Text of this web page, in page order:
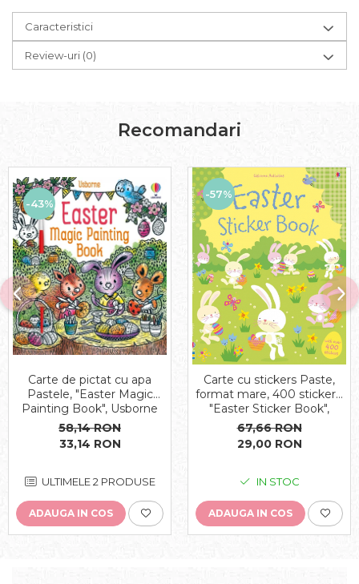
Caracteristici
Review-uri (0)
Recomandari
-43%
Carte de pictat cu apa
Pastele, "Easter Magic
Painting Book", Usborne
58,14 RON
33,14 RON
ULTIMELE 2 PRODUSE
ADAUGA IN COS
-57%
Carte cu stickers Paste,
format mare, 400 stickers,
"Easter Sticker Book",
Usborne
67,66 RON
29,00 RON
IN STOC
ADAUGA IN COS